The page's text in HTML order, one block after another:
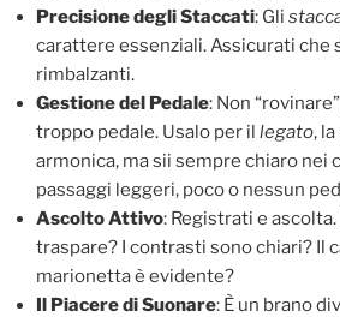
Precisione degli Staccati: Gli
carattere essenziali. Assicurati che
rimbalzanti.
Gestione del Pedale: Non
troppo pedale. Usalo per il legato,
armonica, ma sii sempre chiaro nei
passaggi leggeri, poco o nessun
Ascolto Attivo: Registrati e ascolta.
traspare? I contrasti sono chiari? Il
marionetta è evidente?
Il Piacere di Suonare: È un brano